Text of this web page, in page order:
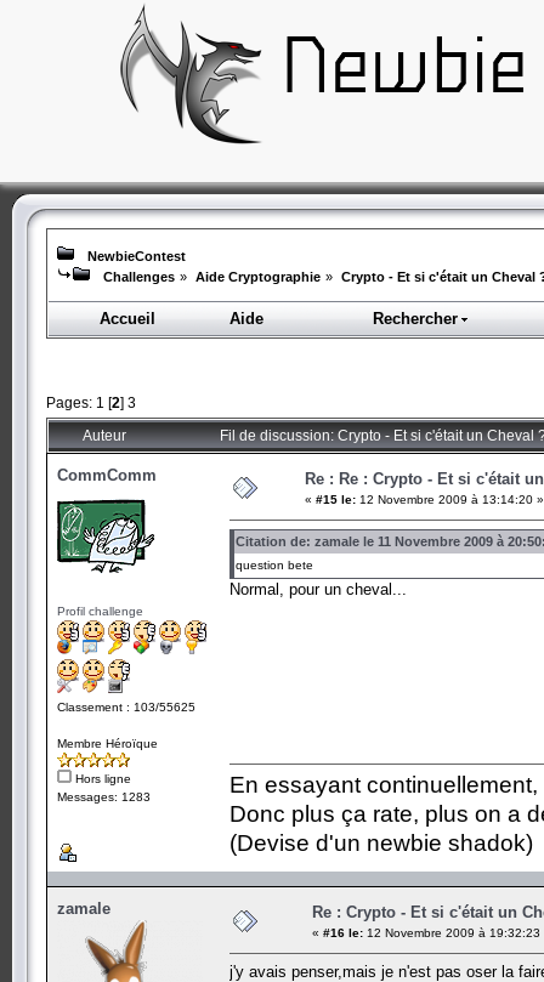
NewbieContest
Challenges » Aide Cryptographie » Crypto - Et si c'était un Cheval
Accueil Aide Rechercher
Pages: 1 [2] 3
Auteur Fil de discussion: Crypto - Et si c'était un Cheval
CommComm
Profil challenge
Classement : 103/55625
Membre Héroïque
Hors ligne
Messages: 1283
Re : Re : Crypto - Et si c'était
« #15 le: 12 Novembre 2009 à 13:14:20 »
Citation de: zamale le 11 Novembre 2009 à
question bete
Normal, pour un cheval...
En essayant
Donc plus ça rate, plus on a
(Devise d'un newbie shadok)
zamale Re : Crypto - Et si c'était un
« #16 le: 12 Novembre 2009 à 19:32:23
j'y avais penser,mais je n'est pas oser la